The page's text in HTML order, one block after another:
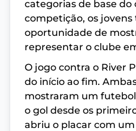
categorias de base do
competição, os
oportunidade de
representar o clube
O jogo contra o River
do início ao fim.
mostraram um
o gol desde os
abriu o placar com um